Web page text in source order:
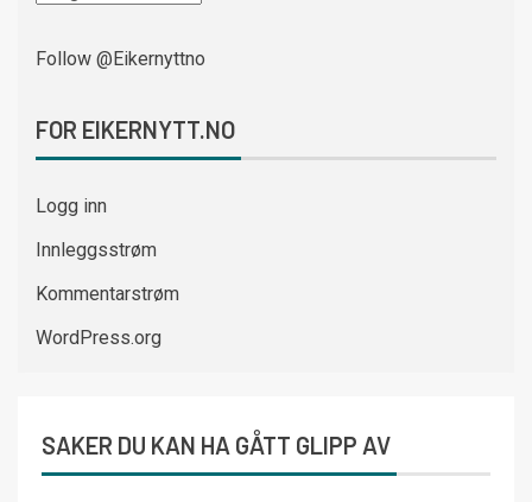
Follow @Eikernyttno
FOR EIKERNYTT.NO
Logg inn
Innleggsstrøm
Kommentarstrøm
WordPress.org
SAKER DU KAN HA GÅTT GLIPP AV